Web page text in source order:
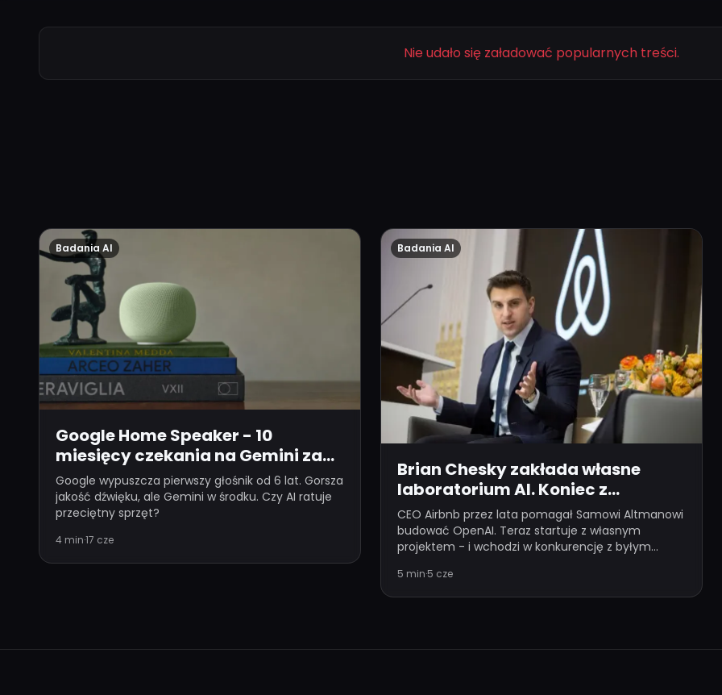
Nie udało się załadować popularnych treści.
Badania AI
Google Home Speaker - 10
miesięcy czekania na Gemini za
$100
Google wypuszcza pierwszy głośnik od 6 lat. Gorsza
jakość dźwięku, ale Gemini w środku. Czy AI ratuje
przeciętny sprzęt?
4 min·17 cze
Badania AI
Brian Chesky zakłada własne
laboratorium AI. Koniec z
doradzaniem
CEO Airbnb przez lata pomagał Samowi Altmanowi
budować OpenAI. Teraz startuje z własnym
projektem - i wchodzi w konkurencję z byłym
5 min·5 cze